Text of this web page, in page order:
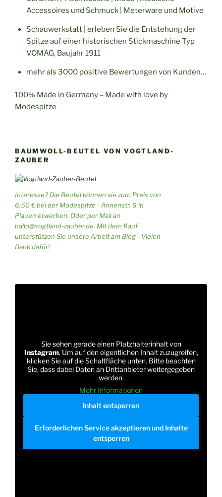
Accessoires und Schmuck | Meterware und Motive
Schauwerkstatt | erleben Sie die Entstehung der
Spitze auf einer historischen Stickmaschine Typ
VOMAG, Baujahr 1911
mehr als 3000 positive Bewertungen von Kunden…
100% Made in Germany – Made with love by
Modespitze
BAUMWOLL-BEUTEL VON VOGTLAND-
ZAUBER
Interesse? Die Beutel können sie zum Preis von
6,50 € bei der Modespitze - Annenstr. 9 in
Plauen erwerben. Oder per Mail an
hallo@vogtland-zauber.de. Mit dem Kauf
unterstützen Sie unsere Arbeit am Blog - Vielen
Dank dafür!
Sie sehen gerade einen Platzhalterinhalt von
Instagram. Um auf den eigentlichen Inhalt zuzugreifen,
klicken Sie auf die Schaltfläche unten. Bitte beachten
Sie, dass dabei Daten an Drittanbieter weitergegeben
werden.
Mehr Informationen
Inhalt entsperren
Erforderlichen Service akzeptieren und Inhalte
entsperren